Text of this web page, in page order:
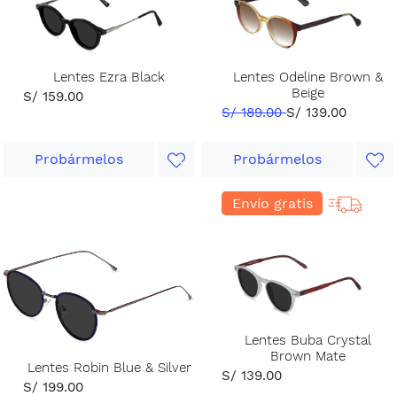
Lentes Ezra Black
S/ 159.00
Probármelos
Lentes Odeline Brown &
Beige
S/ 189.00S/ 139.00
Probármelos
Lentes Robin Blue & Silver
S/ 199.00
Envío gratis
Lentes Buba Crystal
Brown Mate
S/ 139.00